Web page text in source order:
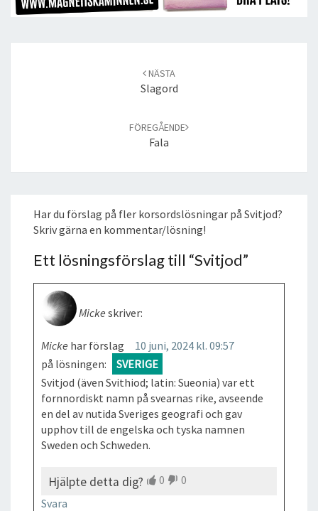
NÄSTA
Slagord
FÖREGÅENDE
Fala
Har du förslag på fler korsordslösningar på Svitjod?
Skriv gärna en kommentar/lösning!
Ett lösningsförslag till “Svitjod”
Micke skriver:
10 juni, 2024 kl. 09:57
Micke har förslag
på lösningen:
SVERIGE
Svitjod (även Svithiod; latin: Sueonia) var ett
fornnordiskt namn på svearnas rike, avseende
en del av nutida Sveriges geografi och gav
upphov till de engelska och tyska namnen
Sweden och Schweden.
Hjälpte detta dig? 0
0
Svara